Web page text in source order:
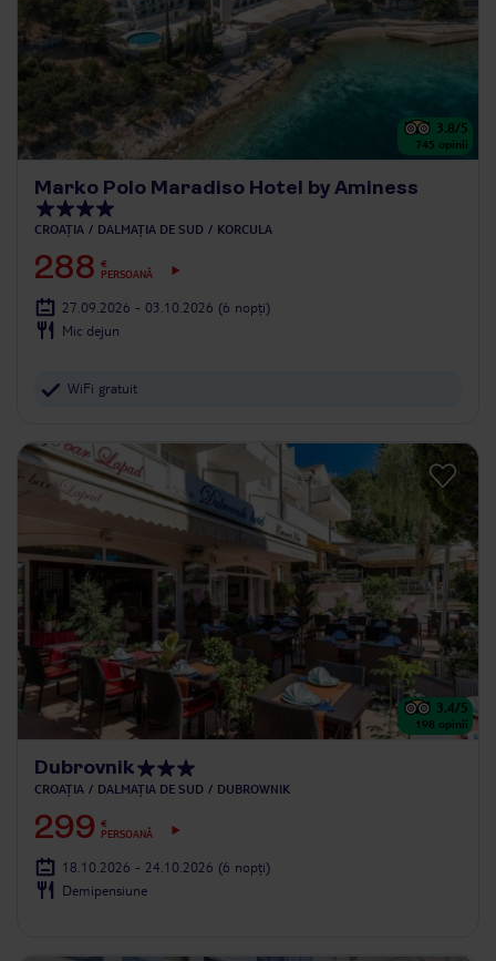
3.8/5
745 opinii
Marko Polo Maradiso Hotel by Aminess
CROAȚIA DALMAȚIA DE SUD KORCULA
288 €
PERSOANĂ
27.09.2026 - 03.10.2026 (6 nopți)
Mic dejun
WiFi gratuit
3.4/5
198 opinii
Dubrovnik
CROAȚIA DALMAȚIA DE SUD DUBROWNIK
299 €
PERSOANĂ
18.10.2026 - 24.10.2026 (6 nopți)
Demipensiune